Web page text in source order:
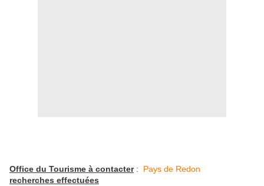
Office du Tourisme à contacter: Pays de Redon
recherches effectuées